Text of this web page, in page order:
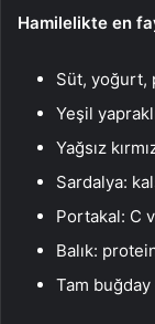
Hamilelikte en
Süt, yoğurt,
Yeşil
Yağsız
Sardalya:
Portakal: C
Balık:
Tam